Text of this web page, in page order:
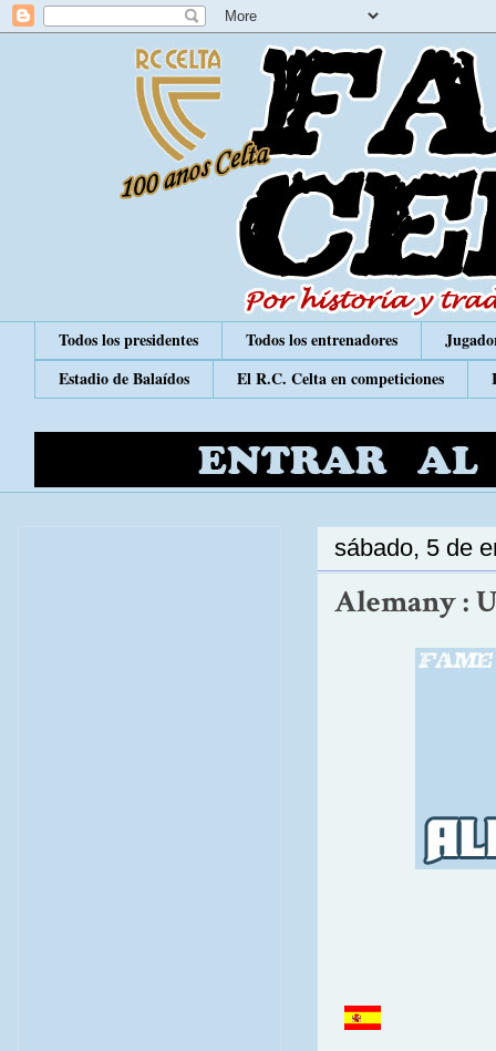
Todos los presidentes Todos los entrenadores
Estadio de Balaídos
El R.C. Celta en competiciones
sábado, 5 de
Alemany :